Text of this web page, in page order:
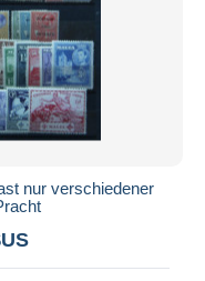
nur verschiedener